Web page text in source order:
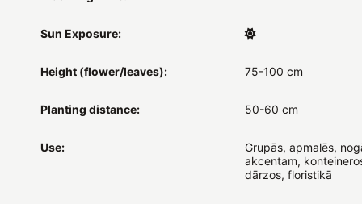
Sun Exposure:
Height (flower/leaves): 75-100 cm
Planting distance: 50-60 cm
Use:
Grupās, apmalēs,
akcentam,
dārzos, floristikā